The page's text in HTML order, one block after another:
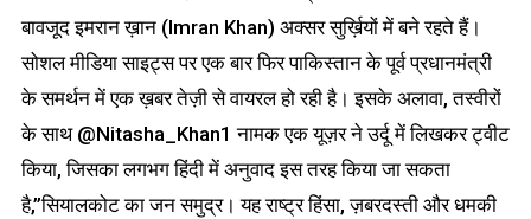
बावजूद इमरान ख़ान (Imran Khan) अक्सर सुर्ख़ियों में बने रहते हैं।
सोशल मीडिया साइट्स पर एक बार फिर पाकिस्तान के पूर्व प्रधानमंत्री
के समर्थन में एक ख़बर तेज़ी से वायरल हो रही है। इसके अलावा, तस्वीरों
के साथ @Nitasha_Khan1 नामक एक यूज़र ने उर्दू में लिखकर ट्वीट
किया, जिसका लगभग हिंदी में अनुवाद इस तरह किया जा सकता
है,”सियालकोट का जन समुद्र। यह राष्ट्र हिंसा, ज़बरदस्ती और धमकी